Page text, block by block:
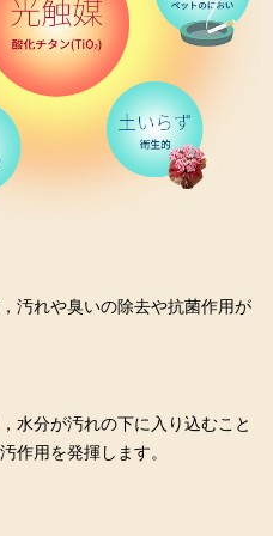
汚れや臭いの除去や抗菌作用が
水分が汚れの下に入り込むこと
作用を発揮します。